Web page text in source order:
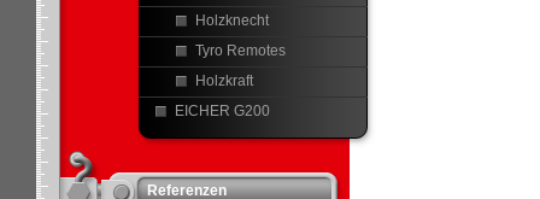
Holzknecht
Tyro Remotes
Holzkraft
EICHER G200
Referenzen